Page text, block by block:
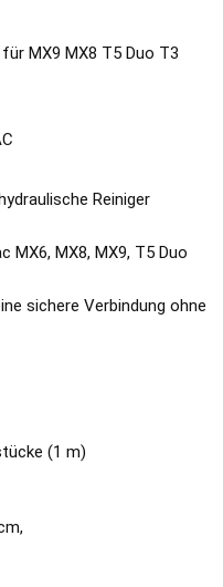
MX9 MX8 T5 Duo T3
Reiniger
MX6, MX8, MX9, T5 Duo
sichere Verbindung ohne
(1 m)